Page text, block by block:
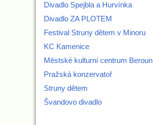
Divadlo Spejbla a Hurvínka
Divadlo ZA PLOTEM
Festival Struny dětem v Minoru
KC Kamenice
Městské kulturní centrum Beroun
Pražská konzervatoř
Struny dětem
Švandovo divadlo